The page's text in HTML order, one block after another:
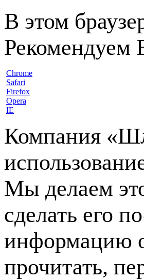
В этом
Рекомендуем
Chrome
Safari
Firefox
Opera
IE
Компания
Мы делаем
сделать его
информацию
прочитать,